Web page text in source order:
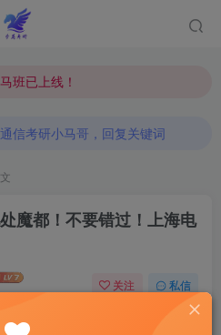
马班已上线！
班已上线！
信考研小马哥，回复关键词
信考研小马哥，回复关键词
魔都！不要错过！ 上海电
关注 私信